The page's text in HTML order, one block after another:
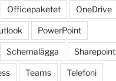
Officepaketet OneDrive
PowerPoint
Schemalägga Sharepoint
Teams Telefoni